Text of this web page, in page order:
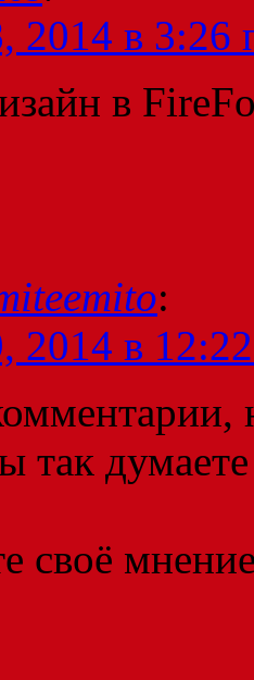
2014 в 3:26
в
:
2014 в
так
своё